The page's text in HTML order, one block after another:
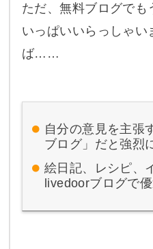
ただ、無料ブログで
いっぱいいらっしゃい
ば……
自分の意見を主張
ブログ」だと強烈
絵日記、レシピ、
livedoorブログで